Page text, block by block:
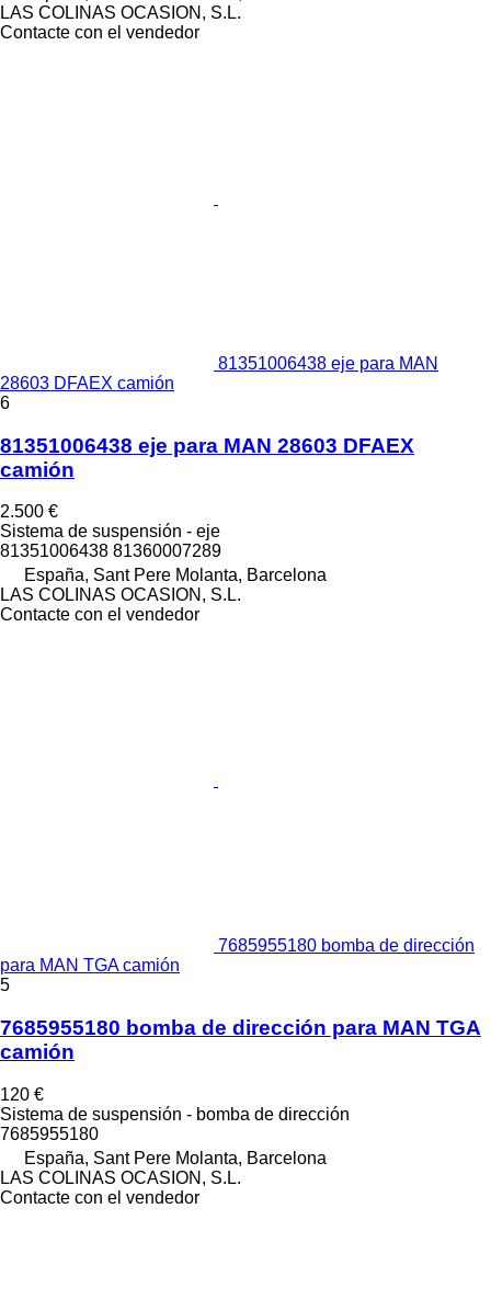
LAS COLINAS OCASION, S.L.
Contacte con el vendedor
81351006438 eje para MAN
28603 DFAEX camión
6
81351006438 eje para MAN 28603 DFAEX
camión
2.500 €
Sistema de suspensión - eje
81351006438 81360007289
España, Sant Pere Molanta, Barcelona
LAS COLINAS OCASION, S.L.
Contacte con el vendedor
7685955180 bomba de dirección
para MAN TGA camión
5
7685955180 bomba de dirección para MAN TGA
camión
120 €
Sistema de suspensión - bomba de dirección
7685955180
España, Sant Pere Molanta, Barcelona
LAS COLINAS OCASION, S.L.
Contacte con el vendedor